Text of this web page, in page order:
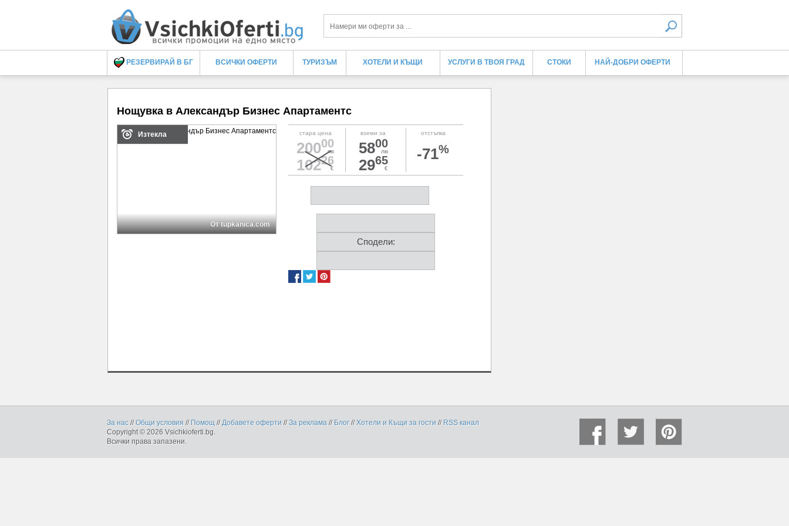
Търси
РЕЗЕРВИРАЙ В БГ ВСИЧКИ ОФЕРТИ ТУРИЗЪМ ХОТЕЛИ И КЪЩИ УСЛУГИ В ТВОЯ ГРАД СТОКИ НАЙ-ДОБРИ ОФЕРТИ
Нощувка в Александър Бизнес Апартаментс
Изтекла
От tupkanica.com
стара цена
20000
лв
10226
€
вземи за
5800
лв
2965
€
отстъпка
-71%
Сподели:
За нас //Общи условия // Помощ //Добавете оферти //За реклама // Блог //Хотели и Къщи за гости // RSS канал
Copyright © 2026 Vsichkioferti.bg.
Всички права запазени.